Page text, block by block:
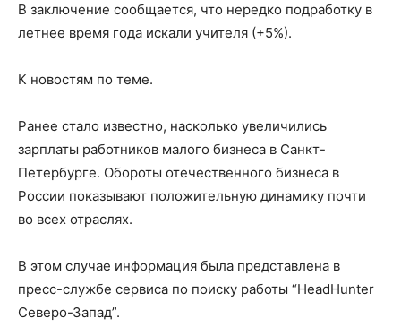
В заключение сообщается, что нередко подработку в
летнее время года искали учителя (+5%).
К новостям по теме.
Ранее стало известно, насколько увеличились
зарплаты работников малого бизнеса в Санкт-
Петербурге. Обороты отечественного бизнеса в
России показывают положительную динамику почти
во всех отраслях.
В этом случае информация была представлена в
пресс-службе сервиса по поиску работы “HeadHunter
Северо-Запад”.